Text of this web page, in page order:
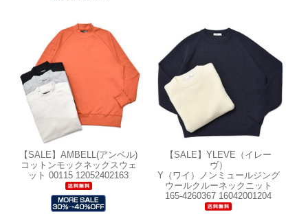
【SALE】 AMBELL(アンベル)
コットンモックネックスウェ
ット 00115 12052402163
【SALE】YLEVE（イレー
ヴ）
Y（ワイ）ノンミュールジング
ウールクルーネックニット
165-4260367 16042001204